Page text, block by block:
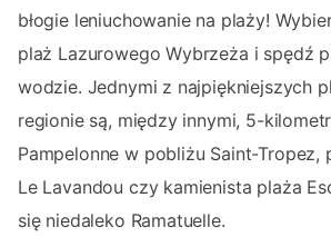
błogie leniuchowanie na plaży!
plaż Lazurowego Wybrzeża i spędź
wodzie. Jednymi z najpiękniejszych
regionie są, między innymi, 5-
Pampelonne w pobliżu Saint-Tropez,
Le Lavandou czy kamienista plaża
się niedaleko Ramatuelle.